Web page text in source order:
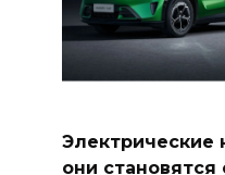
Электрические
они